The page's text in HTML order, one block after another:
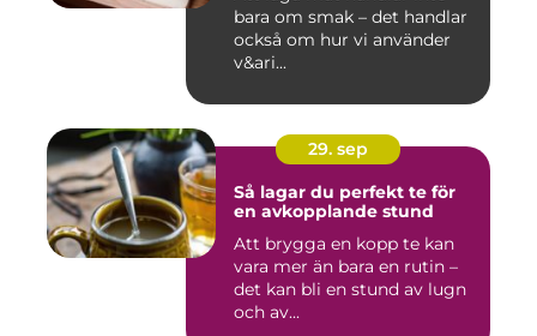
bara om smak – det handlar
också om hur vi använder
v&ari...
29. sep
Så lagar du perfekt te för
en avkopplande stund
Att brygga en kopp te kan
vara mer än bara en rutin –
det kan bli en stund av lugn
och av...